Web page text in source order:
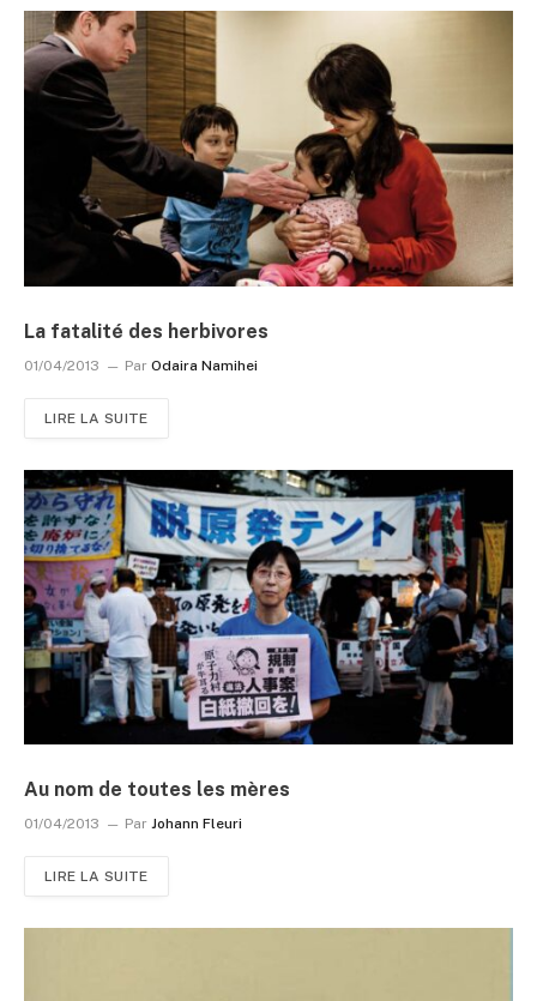
La fatalité des herbivores
01/04/2013 Par Odaira Namihei
LIRE LA SUITE
Au nom de toutes les mères
01/04/2013 Par Johann Fleuri
LIRE LA SUITE